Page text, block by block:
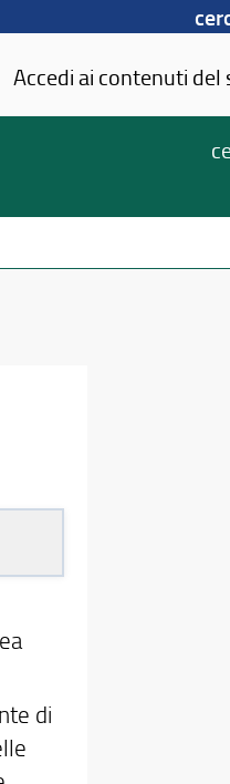
Accedi ai contenuti del
di